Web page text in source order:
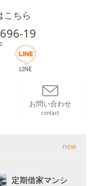
こちら
19
LINE
お問い合わせ
contact
new
定期借家マンシ